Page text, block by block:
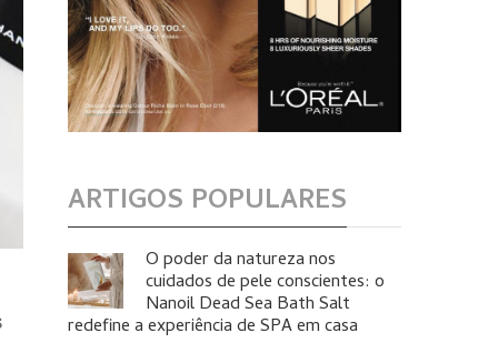
ARTIGOS POPULARES
O poder da natureza nos
cuidados de pele conscientes: o
Nanoil Dead Sea Bath Salt
redefine a experiência de SPA em casa